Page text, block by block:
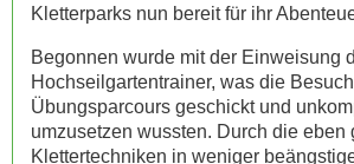
Kletterparks nun bereit für ihr
Begonnen wurde mit der Einweisung
Hochseilgartentrainer, was die
Übungsparcours geschickt und
umzusetzen wussten. Durch die eben
Klettertechniken in weniger